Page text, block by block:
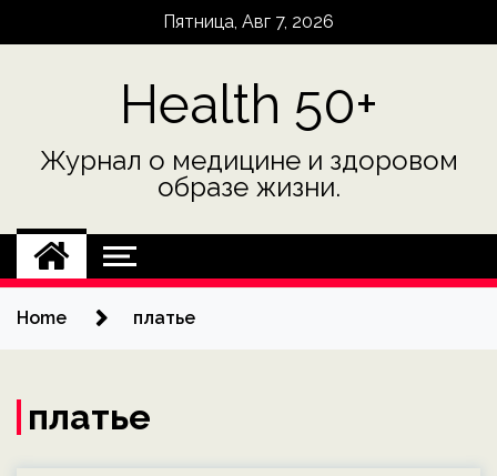
Пятница, Авг 7, 2026
Health 50+
Журнал о медицине и здоровом
образе жизни.
Home платье
платье